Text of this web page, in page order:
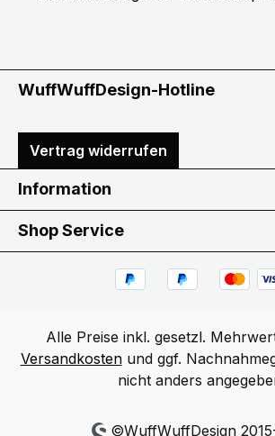
WuffWuffDesign-Hotline
Vertrag widerrufen
Information
Shop Service
Alle Preise inkl. gesetzl.
Versandkostenund ggf.
nicht anders
©WuffWuffDesign